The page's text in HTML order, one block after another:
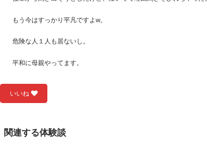
もう今はすっかり平凡ですよw。
危険な人１人も居ないし。
平和に母親やってます。
いいね
関連する体験談